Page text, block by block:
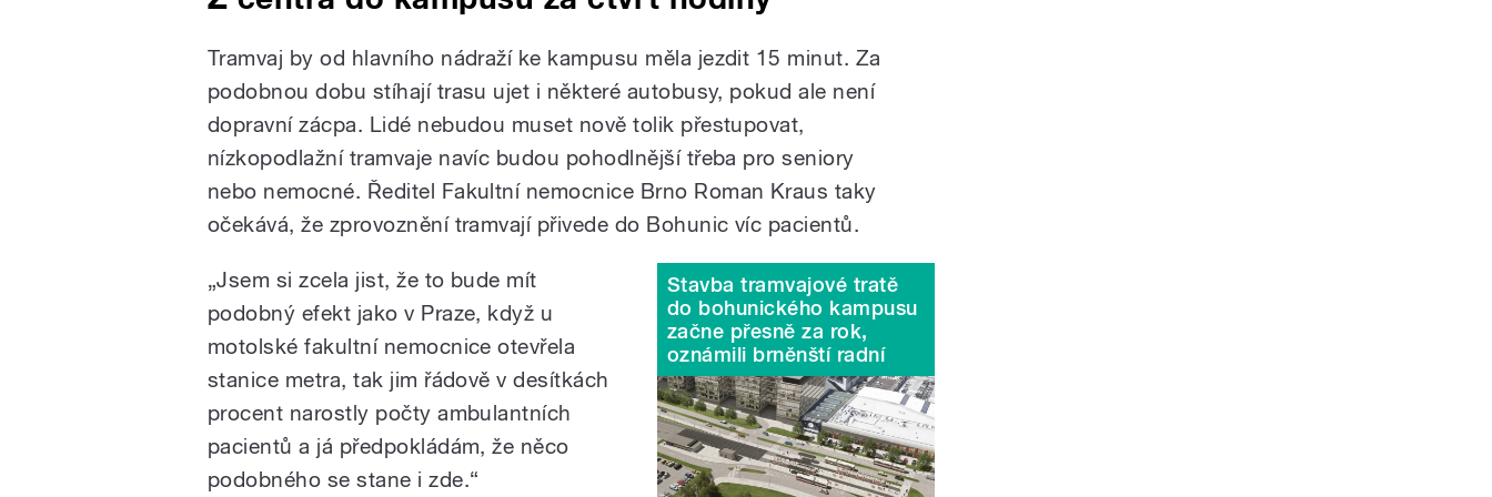
Tramvaj by od hlavního nádraží ke kampusu měla jezdit 15 minut. Za
podobnou dobu stíhají trasu ujet i některé autobusy, pokud ale není
dopravní zácpa. Lidé nebudou muset nově tolik přestupovat,
nízkopodlažní tramvaje navíc budou pohodlnější třeba pro seniory
nebo nemocné. Ředitel Fakultní nemocnice Brno Roman Kraus taky
očekává, že zprovoznění tramvají přivede do Bohunic víc pacientů.
Stavba tramvajové tratě
do bohunického kampusu
začne přesně za rok,
oznámili brněnští radní
„Jsem si zcela jist, že to bude mít
podobný efekt jako v Praze, když u
motolské fakultní nemocnice otevřela
stanice metra, tak jim řádově v desítkách
procent narostly počty ambulantních
pacientů a já předpokládám, že něco
podobného se stane i zde.“